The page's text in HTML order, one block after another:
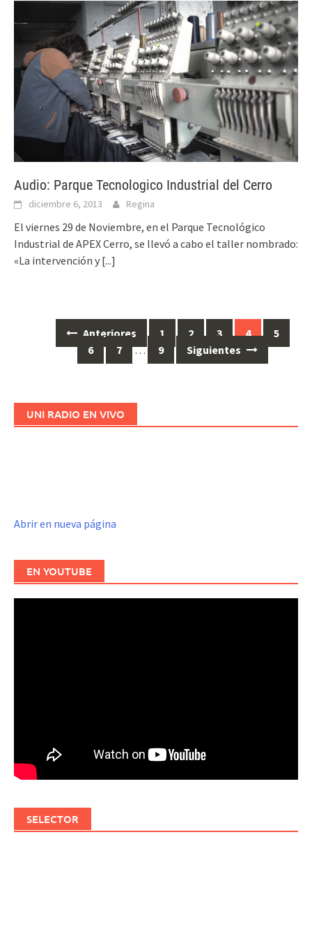
Audio: Parque Tecnologico Industrial del Cerro
diciembre 6, 2013 Regina
El viernes 29 de Noviembre, en el Parque Tecnológico
Industrial de APEX Cerro, se llevó a cabo el taller nombrado:
«La intervención y [...]
Anteriores 1 2 3 4
5
6
7 … 9 Siguientes
UNI RADIO EN VIVO
Abrir en nueva página
EN YOUTUBE
SELECTOR